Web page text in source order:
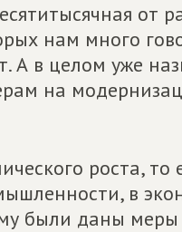
от
нам много
А в целом уже
на
роста, то
в
были даны